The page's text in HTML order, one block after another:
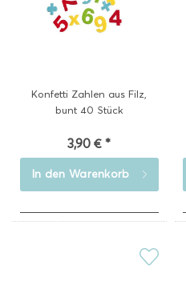
Konfetti Zahlen aus Filz,
bunt 40 Stück
3,90 € *
In den Warenkorb